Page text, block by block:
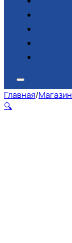
Главная/Магазин
🔍